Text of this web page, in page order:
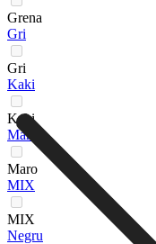
Grena
Gri
Gri
Kaki
Kaki
Maro
Maro
MIX
MIX
Negru